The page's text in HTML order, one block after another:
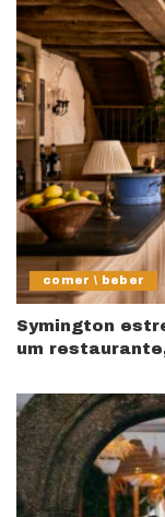
comer \ beber
Symington
um